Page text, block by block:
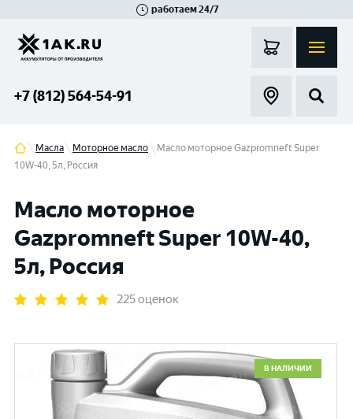
работаем 24/7
+7 (812) 564-54-91
Масла Моторное масло
Масло моторное Gazpromneft Super
10W-40, 5л, Россия
Масло моторное
Gazpromneft Super 10W-40,
5л, Россия
225 оценок
В НАЛИЧИИ
Гатчина